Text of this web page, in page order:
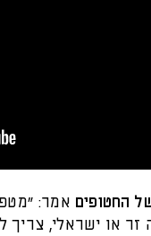
החטופים אמר:
או ישראלי, צריך